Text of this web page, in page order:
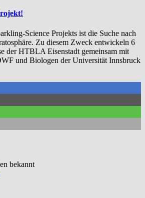
Science Projekts ist die Suche nach
Zu diesem Zweck entwickeln 6
der HTBLA Eisenstadt gemeinsam mit
und Biologen der Universität Innsbruck
bekannt